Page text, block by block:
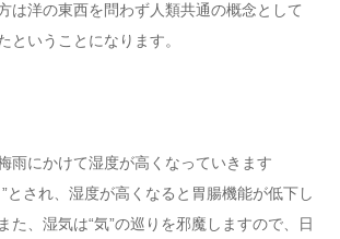
は洋の東西を問わず人類共通の概念として
ということになります。
雨にかけて湿度が高くなっていきます
とされ、湿度が高くなると胃腸機能が低下し
た、湿気は“気”の巡りを邪魔しますので、日